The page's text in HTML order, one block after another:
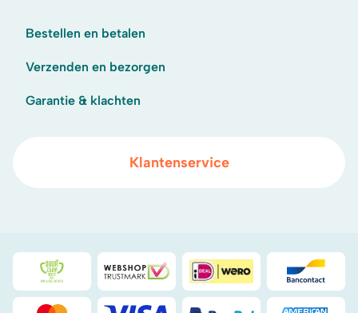
Bestellen en betalen
Verzenden en bezorgen
Garantie & klachten
Klantenservice
Duurzaamheidsprijs duin- & bollenstreek
WebwinkelKeuriDeal